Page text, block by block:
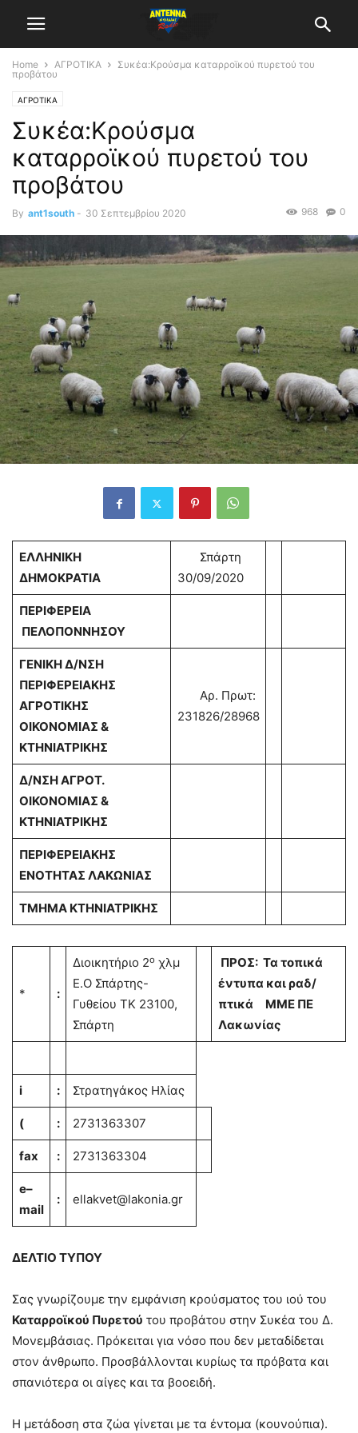
Home ΑΓΡΟΤΙΚΑ
Συκέα:Κρούσμα καταρροϊκού πυρετού του
προβάτου
ΑΓΡΟΤΙΚΑ
Συκέα:Κρούσμα
καταρροϊκού πυρετού του
προβάτου
By ant1south - 30 Σεπτεμβρίου 2020 0
968
ΕΛΛΗΝΙΚΗ
ΔΗΜΟΚΡΑΤΙΑ
Σπάρτη
30/09/2020
ΠΕΡΙΦΕΡΕΙΑ
ΠΕΛΟΠΟΝΝΗΣΟΥ
ΓΕΝΙΚΗ Δ/ΝΣΗ
ΠΕΡΙΦΕΡΕΙΑΚΗΣ
ΑΓΡΟΤΙΚΗΣ
ΟΙΚΟΝΟΜΙΑΣ &
ΚΤΗΝΙΑΤΡΙΚΗΣ
Αρ. Πρωτ:
231826/28968
Δ/ΝΣΗ ΑΓΡΟΤ.
ΟΙΚΟΝΟΜΙΑΣ &
ΚΤΗΝΙΑΤΡΙΚΗΣ
ΠΕΡΙΦΕΡΕΙΑΚΗΣ
ΕΝΟΤΗΤΑΣ ΛΑΚΩΝΙΑΣ
ΤΜΗΜΑ ΚΤΗΝΙΑΤΡΙΚΗΣ
* :
Διοικητήριο 2ο χλμ
Ε.Ο Σπάρτης-
Γυθείου ΤΚ 23100,
Σπάρτη
ΠΡΟΣ: Τα τοπικά
έντυπα και ραδ/
πτικά ΜΜΕ ΠΕ
Λακωνίας
i : Στρατηγάκος Ηλίας
( : 2731363307
fax : 2731363304
e–
mail
: ellakvet@lakonia.gr
ΔΕΛΤΙΟ ΤΥΠΟΥ
Σας γνωρίζουμε την εμφάνιση κρούσματος του ιού του
Καταρροϊκού Πυρετού του προβάτου στην Συκέα του Δ.
Μονεμβάσιας. Πρόκειται για νόσο που δεν μεταδίδεται
στον άνθρωπο. Προσβάλλονται κυρίως τα πρόβατα και
σπανιότερα οι αίγες και τα βοοειδή.
Η μετάδοση στα ζώα γίνεται με τα έντομα (κουνούπια).